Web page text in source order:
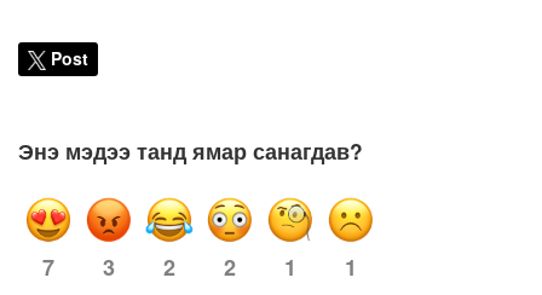
Post
Энэ мэдээ танд ямар санагдав?
7 3 2 2 1 1